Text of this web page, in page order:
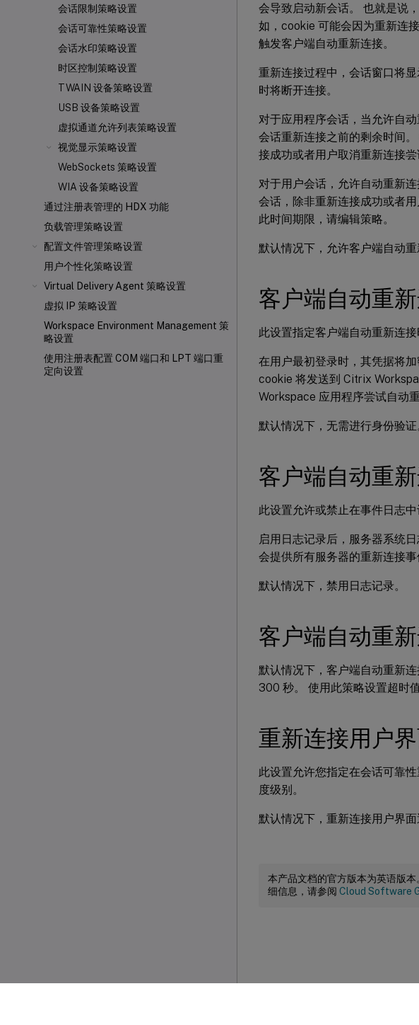
会话限制策略设置
会话可靠性策略设置
会话水印策略设置
时区控制策略设置
TWAIN 设备策略设置
USB 设备策略设置
虚拟通道允许列表策略设置
视觉显示策略设置
WebSockets 策略设置
WIA 设备策略设置
通过注册表管理的 HDX 功能
负载管理策略设置
配置文件管理策略设置
用户个性化策略设置
Virtual Delivery Agent 策略设置
虚拟 IP 策略设置
Workspace Environment Management 策
略设置
使用注册表配置 COM 端口和 LPT 端口重
定向设置
会导致启动新会话。 也就是说
如，cookie 可能会因为重新连
触发客户端自动重新连接。
重新连接过程中，会话窗口将
时将断开连接。
对于应用程序会话，当允许自
会话重新连接之前的剩余时间
接成功或者用户取消重新连接尝
对于用户会话，允许自动重新
会话，除非重新连接成功或者
此时间期限，请编辑策略。
默认情况下，允许客户端自动
客户端自动重
此设置指定客户端自动重新连接
在用户最初登录时，其凭据将
cookie 将发送到 Citrix
Workspace 应用程序尝试自动
默认情况下，无需进行身份验证
客户端自动重
此设置允许或禁止在事件日志中
启用日志记录后，服务器系统
会提供所有服务器的重新连接事
默认情况下，禁用日志记录。
客户端自动重
默认情况下，客户端自动重新
300 秒。 使用此策略设置超时值
重新连接用户
此设置允许您指定在会话可靠
度级别。
默认情况下，重新连接用户界面
本产品文档的官方版本为英语版
细信息，请参阅 Cloud Software